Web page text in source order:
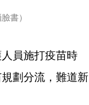
書）
員施打疫苗時
劃分流，難道新